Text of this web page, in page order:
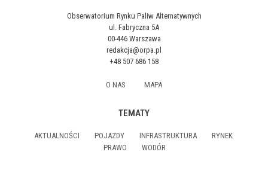
Obserwatorium Rynku Paliw Alternatywnych
ul. Fabryczna 5A
00-446 Warszawa
redakcja@orpa.pl
+48 507 686 158
O NAS MAPA
TEMATY
AKTUALNOŚCI POJAZDY INFRASTRUKTURA
RYNEK
PRAWO
WODÓR